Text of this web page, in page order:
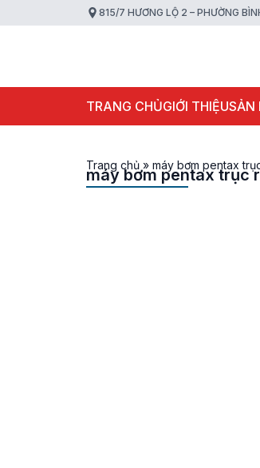
815/7 HƯƠNG LỘ 2 – PHƯỜNG
TRANG CHỦGIỚI THIỆUSẢN
Trang chủ » máy bơm pentax
máy bơm pentax trục